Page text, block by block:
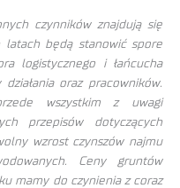
czynników znajdują się
będą stanowić spore
logistycznego i łańcucha
oraz pracowników.
wszystkim z uwagi
przepisów dotyczących
wzrost czynszów najmu
Ceny gruntów
mamy do czynienia z coraz